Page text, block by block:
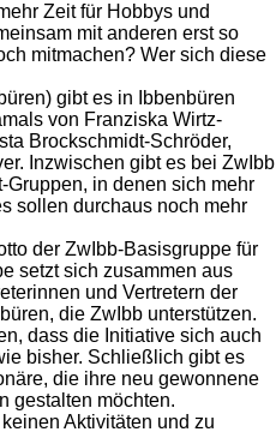
Zeit für Hobbys und
mit anderen erst so
mitmachen? Wer sich diese
gibt es in Ibbenbüren
von Franziska Wirtz-
Brockschmidt-Schröder,
Inzwischen gibt es bei ZwIbb
in denen sich mehr
sollen durchaus noch mehr
der ZwIbb-Basisgruppe für
setzt sich zusammen aus
und Vertretern der
die ZwIbb unterstützen.
dass die Initiative sich auch
bisher. Schließlich gibt es
die ihre neu gewonnene
gestalten möchten.
Aktivitäten und zu